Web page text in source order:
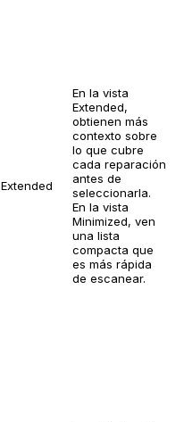
Extended
En la vista
Extended,
obtienen más
contexto sobre
lo que cubre
cada reparación
antes de
seleccionarla.
En la vista
Minimized, ven
una lista
compacta que
es más rápida
de escanear.